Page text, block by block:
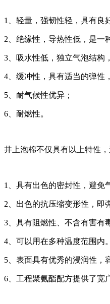
1、轻量，强韧性轻，具有良
2、绝缘性，导热性低，是一
3、吸水性低，独立气泡结构
4、缓冲性，具有适当的弹性
5、耐气候性优异；
6、耐燃性。
井上泡棉不仅具有以上特性
1、具有出色的密封性，避免
2、出色的抗压缩变形性，即
3、具有阻燃性、不含有害有
4、可以用在多种温度范围内
5、表面具有优秀的浸润性，
6、工程聚氨酯配方提供了宽